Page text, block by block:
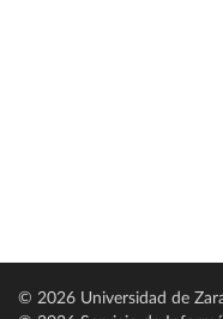
© 2026 Universidad de